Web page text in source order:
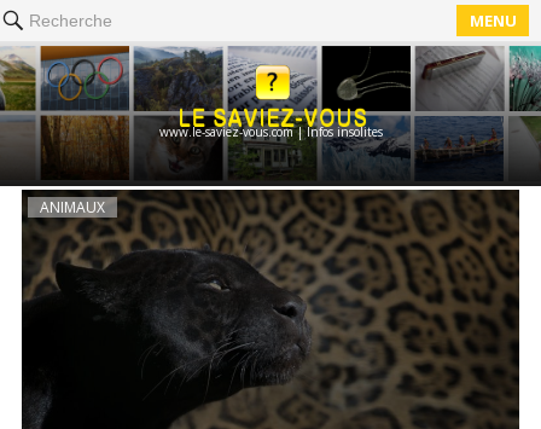
Recherche MENU
www.le-saviez-vous.com | Infos insolites
ANIMAUX